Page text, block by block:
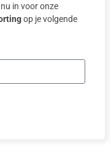
in voor onze
op je volgende